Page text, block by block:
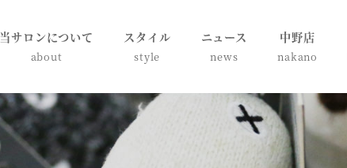
当サロンについて
about
スタイル
style
ニュース
news
中野店
nakano